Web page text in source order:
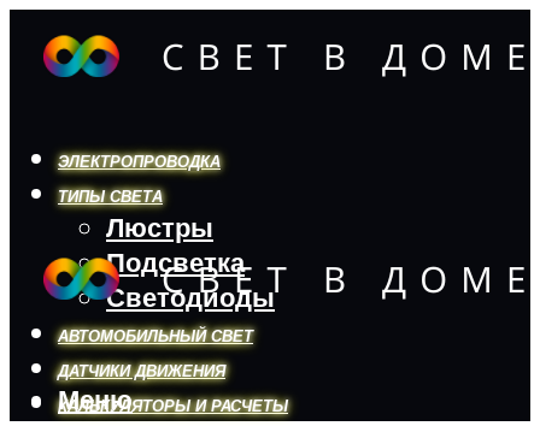
ЭЛЕКТРОПРОВОДКА
ТИПЫ СВЕТА
Люстры
Подсветка
Светодиоды
АВТОМОБИЛЬНЫЙ СВЕТ
ДАТЧИКИ ДВИЖЕНИЯ
КАЛЬКУЛЯТОРЫ И РАСЧЕТЫ
Меню